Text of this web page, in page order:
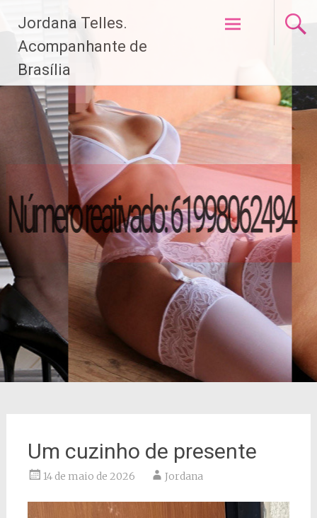
paraJordana Telles.
Acompanhante de
Brasília
Um cuzinho de presente
14 de maio de 2026 Jordana